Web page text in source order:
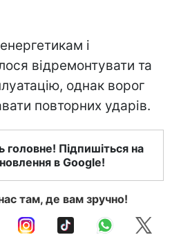
і
відремонтувати та
однак ворог
повторних ударів.
головне! Підпишіться на
в Google!
там, де вам зручно!